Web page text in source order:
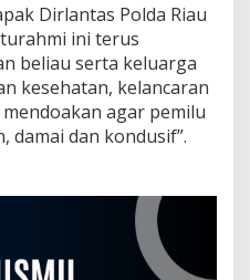
Dirlantas Polda Riau
ini terus
beliau serta keluarga
kesehatan, kelancaran
agar pemilu
damai dan kondusif”.